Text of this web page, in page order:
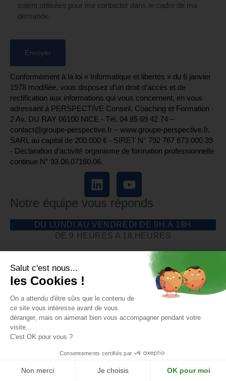
soient utilisées pour me contacter dans le cadre de ma
demande.
Conformément à la loi « Informatique et libertés » du 6 janvier
1978 modifiée, vous disposez d’un droit d’accès et de
rectification aux informations qui vous concernent, en vous
adressant à PERSPECTIVE Conseil, Coaching et Formation -
2 Av. DU RAY 06100 NICE - Tél. 04 85 69 42 74⁩ –
contact@groupe-perspective.fr – www.groupe-perspective.fr.
SARL au capital de 200.000 € - SIRET N° 792 767 873 000 39
- Déclaration d’activité organisme de formation professionnelle
continue N° 93.06.07160.06.
Notre équipe vous réponds
DU LUNDI AU VENDREDI DE 9H À 18H
DE 9 HEURES A 18 HEURES
Salut c'est nous...
les Cookies !
On a attendu d'être sûrs que le contenu de
ce site vous intéresse avant de vous
déranger, mais on aimerait bien vous accompagner pendant votre
visite...
C'est OK pour vous ?
Consentements certifiés par
Non merci Je choisis OK pour moi